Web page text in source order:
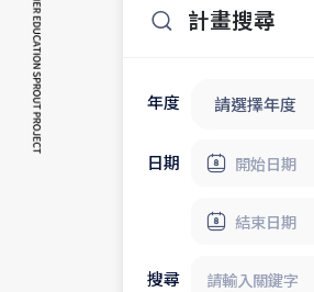
計畫搜尋
年度 請選擇年度
日期
搜尋